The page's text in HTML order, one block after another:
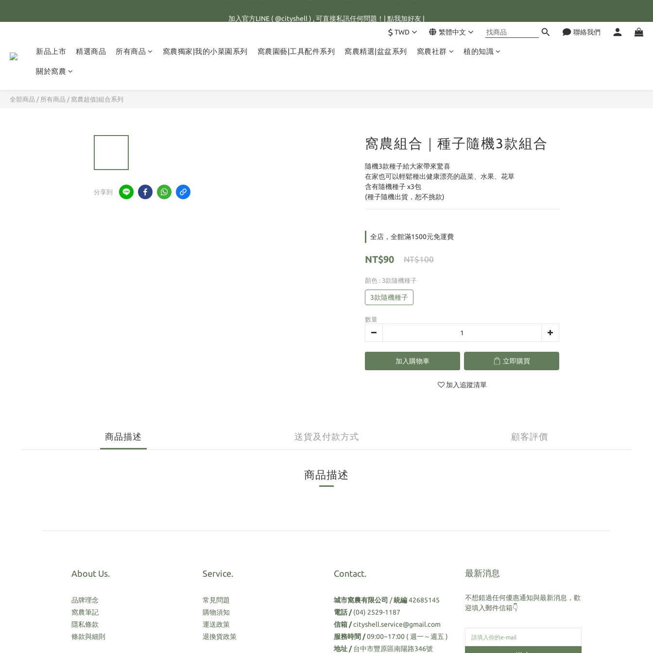
超取有重量限制，超重訂單會進行拆單程序，並多增收65元拆單費用，謝謝配合😊
全館滿1500元，訂單即享免運優惠，新註冊會員，還可立即獲得25元購物金💰
$ TWD 繁體中文 聯絡我們
新品上市 精選商品 所有商品 窩農獨家|我的小菜園系列 窩農園藝|工具配件系列 窩農精選|盆盆系列 窩農社群 植的知識
關於窩農
全部商品 / 所有商品 / 窩農超值|組合系列
分享到
窩農組合｜種子隨機3款組合
隨機3款種子給大家帶來驚喜
在家也可以輕鬆種出健康漂亮的蔬菜、水果、花草
含有隨機種子 x3包
(種子隨機出貨，恕不挑款)
全店，全館滿1500元免運費
NT$90 NT$100
顏色 : 3款隨機種子
3款隨機種子
數量
加入購物車 立即購買
加入追蹤清單
商品描述 送貨及付款方式 顧客評價
商品描述
About Us.
品牌理念
窩農筆記
隱私條款
條款與細則
Service.
常見問題
購物須知
運送政策
退換貨政策
Contact.
城市窩農有限公司 /統編42685145
電話 /(04) 2529-1187
信箱 /cityshell.service@gmail.com
服務時間 /09:00~17:00 ( 週一～週五 )
地址 /台中市豐原區南陽路346號
最新消息
不想錯過任何優惠通知與最新消息，歡
迎填入郵件信箱👇